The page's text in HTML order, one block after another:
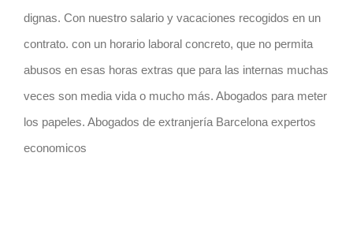
dignas. Con nuestro salario y vacaciones recogidos en un
contrato. con un horario laboral concreto, que no permita
abusos en esas horas extras que para las internas muchas
veces son media vida o mucho más. Abogados para meter
los papeles. Abogados de extranjería Barcelona expertos
economicos